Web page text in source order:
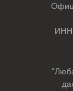
ИНН